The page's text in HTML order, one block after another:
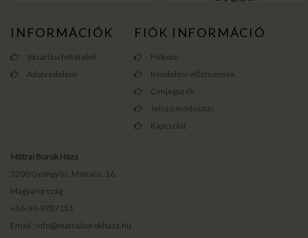
INFORMÁCIÓK
Vásárlási feltételek
Adatvédelem
FIÓK INFORMÁCIÓ
Fiókom
Rendelési előzmények
Címjegyzék
Jelszó módosítás
Kapcsolat
Mátrai Borok Háza
3200 Gyöngyös, Mátrai u. 16.
Magyarország
+36-30-9787151
Email : info@matraiborokhaza.hu